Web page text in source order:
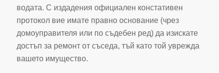
водата. С издадения официален констативен
протокол вие имате правно основание (чрез
домоуправителя или по съдебен ред) да изискате
достъп за ремонт от съседа, тъй като той уврежда
вашето имущество.